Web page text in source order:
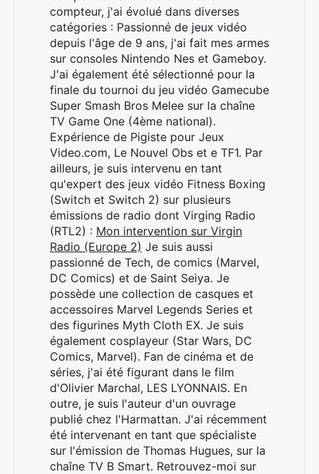
compteur, j'ai évolué dans diverses
catégories : Passionné de jeux vidéo
depuis l'âge de 9 ans, j'ai fait mes armes
sur consoles Nintendo Nes et Gameboy.
J'ai également été sélectionné pour la
finale du tournoi du jeu vidéo Gamecube
Super Smash Bros Melee sur la chaîne
TV Game One (4ème national).
Expérience de Pigiste pour Jeux
Video.com, Le Nouvel Obs et e TF1. Par
ailleurs, je suis intervenu en tant
qu'expert des jeux vidéo Fitness Boxing
(Switch et Switch 2) sur plusieurs
émissions de radio dont Virging Radio
(RTL2) : Mon intervention sur Virgin
Radio (Europe 2) Je suis aussi
passionné de Tech, de comics (Marvel,
DC Comics) et de Saint Seiya. Je
possède une collection de casques et
accessoires Marvel Legends Series et
des figurines Myth Cloth EX. Je suis
également cosplayeur (Star Wars, DC
Comics, Marvel). Fan de cinéma et de
séries, j'ai été figurant dans le film
d'Olivier Marchal, LES LYONNAIS. En
outre, je suis l'auteur d'un ouvrage
publié chez l'Harmattan. J'ai récemment
été intervenant en tant que spécialiste
sur l'émission de Thomas Hugues, sur la
chaîne TV B Smart. Retrouvez-moi sur